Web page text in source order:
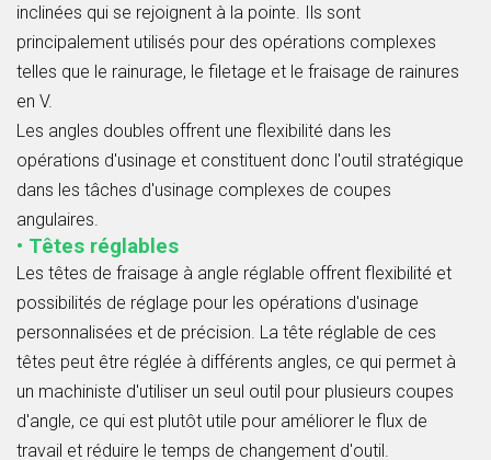
inclinées qui se rejoignent à la pointe. Ils sont
principalement utilisés pour des opérations complexes
telles que le rainurage, le filetage et le fraisage de rainures
en V.
Les angles doubles offrent une flexibilité dans les
opérations d'usinage et constituent donc l'outil stratégique
dans les tâches d'usinage complexes de coupes
angulaires.
• Têtes réglables
Les têtes de fraisage à angle réglable offrent flexibilité et
possibilités de réglage pour les opérations d'usinage
personnalisées et de précision. La tête réglable de ces
têtes peut être réglée à différents angles, ce qui permet à
un machiniste d'utiliser un seul outil pour plusieurs coupes
d'angle, ce qui est plutôt utile pour améliorer le flux de
travail et réduire le temps de changement d'outil.